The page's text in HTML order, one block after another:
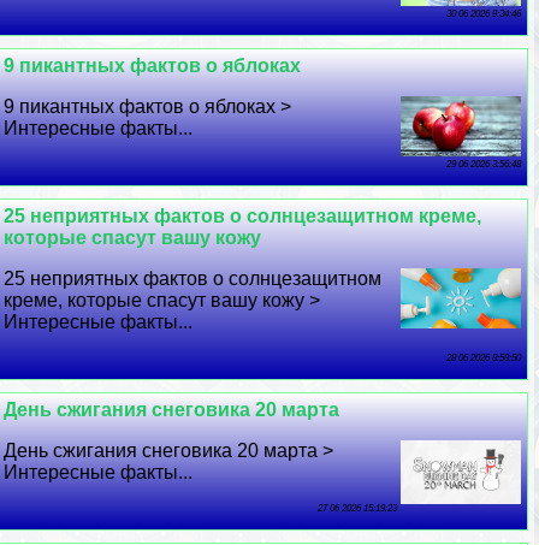
30 06 2026 9:34:46
9 пикантных фактов о яблоках
9 пикантных фактов о яблоках >
Интересные факты...
29 06 2026 3:56:48
25 неприятных фактов о солнцезащитном креме,
которые спасут вашу кожу
25 неприятных фактов о солнцезащитном
креме, которые спасут вашу кожу >
Интересные факты...
28 06 2026 8:58:50
День сжигания снеговика 20 марта
День сжигания снеговика 20 марта >
Интересные факты...
27 06 2026 15:19:23